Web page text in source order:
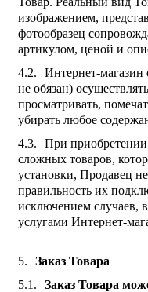
изображением,
фотообразец
артикулом, ценой и
Интернет-магазин
не обязан)
просматривать,
убирать любое
При
сложных товаров,
установки, Продавец не
правильность их
исключением случаев,
услугами Интернет-
Заказ Товара
Заказ Товара